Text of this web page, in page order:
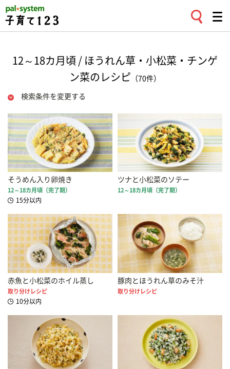
12～18カ月頃 / ほうれん草・小松菜・チンゲ
ン菜のレシピ （70件）
検索条件を変更する
そうめん入り卵焼き
12～18カ月頃（完了期）
15分以内
ツナと小松菜のソテー
12～18カ月頃（完了期）
赤魚と小松菜のホイル蒸し
取り分けレシピ
10分以内
豚肉とほうれん草のみそ汁
取り分けレシピ